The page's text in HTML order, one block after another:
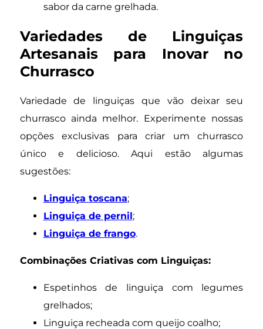
sabor da carne grelhada.
Variedades de Linguiças
Artesanais para Inovar no
Churrasco
Variedade de linguiças que vão deixar seu
churrasco ainda melhor. Experimente nossas
opções exclusivas para criar um churrasco
único e delicioso. Aqui estão algumas
sugestões:
Linguiça toscana;
Linguiça de pernil;
Linguiça de frango.
Combinações Criativas com Linguiças:
Espetinhos de linguiça com legumes
grelhados;
Linguiça recheada com queijo coalho;